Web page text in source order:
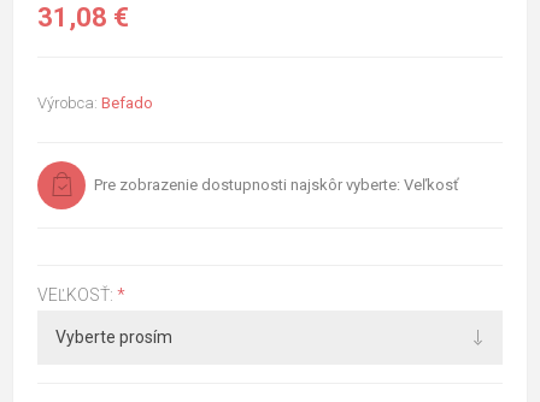
31,08 €
Výrobca: Befado
Pre zobrazenie dostupnosti najskôr vyberte: Veľkosť
VEĽKOSŤ: *